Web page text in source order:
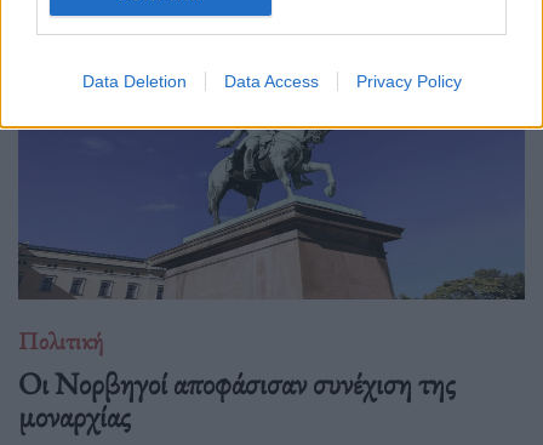
Data Deletion Data Access Privacy Policy
Πολιτική
Οι Νορβηγοί αποφάσισαν συνέχιση της
μοναρχίας